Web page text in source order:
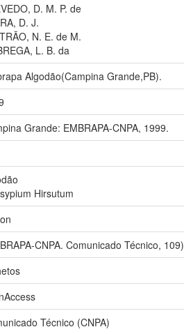
D. M. P. de
D. J.
N. E. de M.
L. B. da
Algodão(Campina Grande,PB).
Grande: EMBRAPA-CNPA, 1999.
Hirsutum
CNPA. Comunicado Técnico, 109)
Técnico (CNPA)